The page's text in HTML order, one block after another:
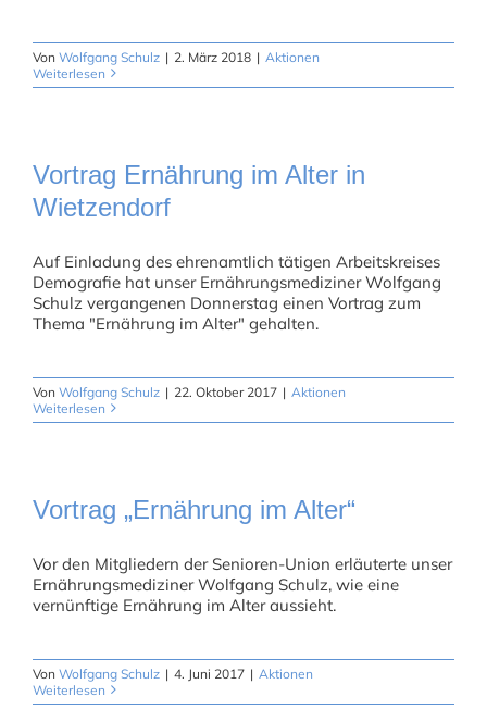
Von Wolfgang Schulz | 2. März 2018 | Aktionen
Weiterlesen
Vortrag Ernährung im Alter in
Wietzendorf
Auf Einladung des ehrenamtlich tätigen Arbeitskreises
Demografie hat unser Ernährungsmediziner Wolfgang
Schulz vergangenen Donnerstag einen Vortrag zum
Thema "Ernährung im Alter" gehalten.
Von Wolfgang Schulz | 22. Oktober 2017 | Aktionen
Weiterlesen
Vortrag „Ernährung im Alter“
Vor den Mitgliedern der Senioren-Union erläuterte unser
Ernährungsmediziner Wolfgang Schulz, wie eine
vernünftige Ernährung im Alter aussieht.
Von Wolfgang Schulz | 4. Juni 2017 | Aktionen
Weiterlesen